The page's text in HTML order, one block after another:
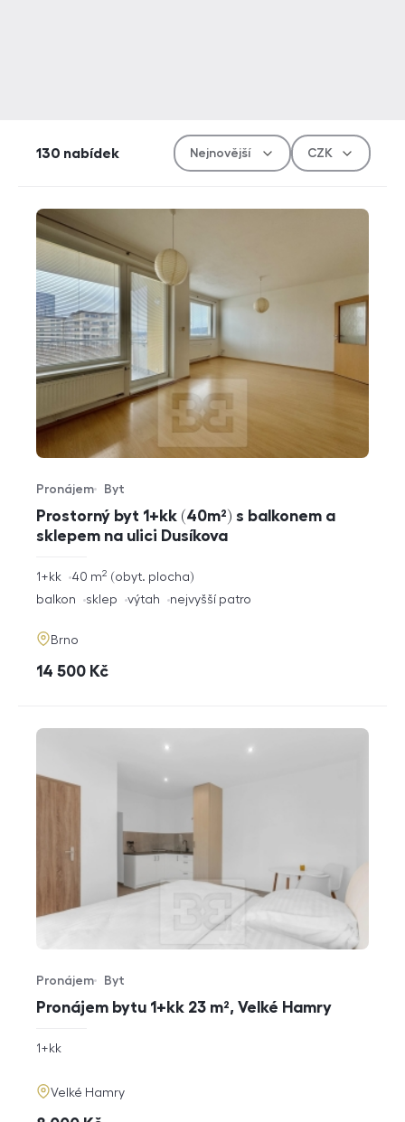
130 nabídek
Měna
Prostorný byt 1+kk (40m²) s balkonem a
sklepem na ulici Dusíkova
Typ nabídky
Pronájem
Typ nemovitosti
Byt
rozměry
1+kk obyt. plocha
40 m2
funkce
balkon sklep výtah nejvyšší patro
adresa
Brno
cena
14 500 Kč
Pronájem bytu 1+kk 23 m², Velké Hamry
Typ nabídky
Pronájem
Typ nemovitosti
Byt
rozměry
1+kk
adresa
Velké Hamry